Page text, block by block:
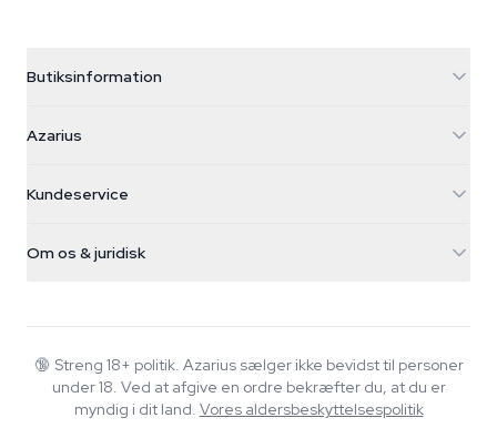
Butiksinformation
Galvaniweg 11
Nederland
+31(0)204897914
Azarius
Smokeshop
Kundeservice
Returpolitik
FAQ
Privatlivspolitik
Om os & juridisk
Wiki
Blog
Musik
🔞 Streng 18+ politik. Azarius sælger ikke bevidst til personer
under 18. Ved at afgive en ordre bekræfter du, at du er
myndig i dit land. Vores aldersbeskyttelsespolitik